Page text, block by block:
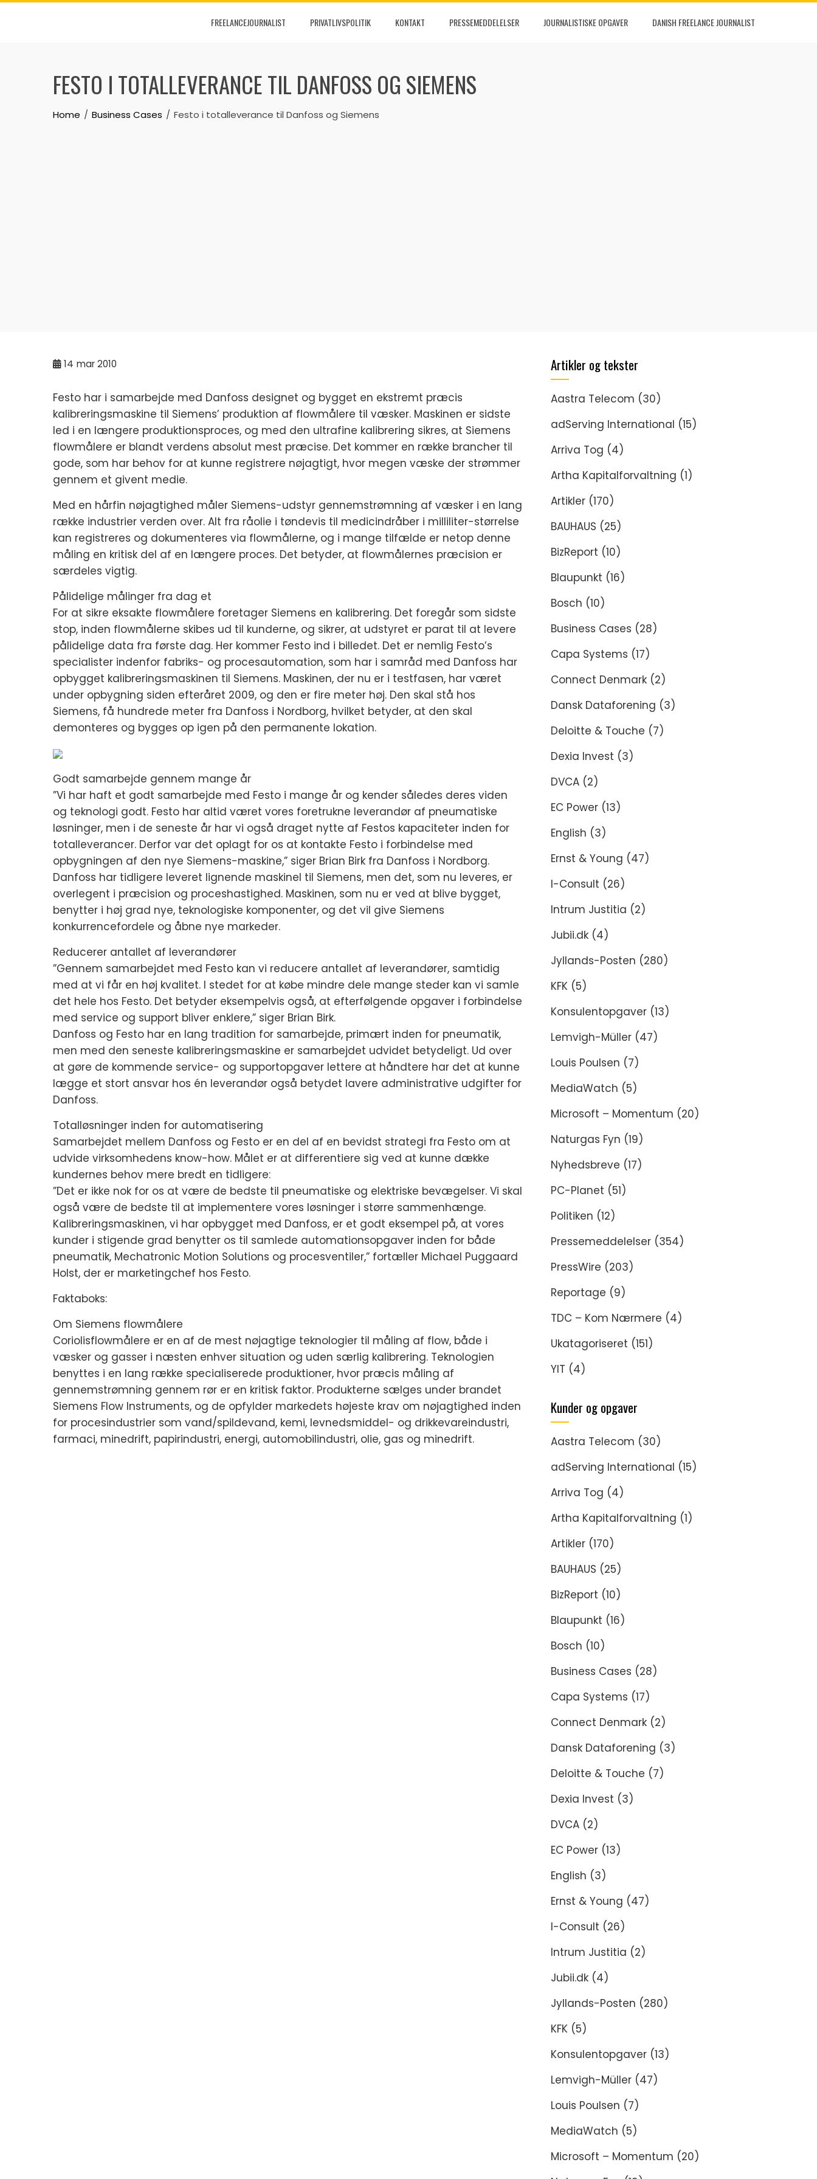
Skip
FREELANCEJOURNALIST PRIVATLIVSPOLITIK KONTAKT PRESSEMEDDELELSER JOURNALISTISKE OPGAVER DANISH FREELANCE JOURNALIST
FESTO I TOTALLEVERANCE TIL DANFOSS OG SIEMENS
Home Business Cases Festo i totalleverance til Danfoss og Siemens
14 mar 2010
Festo har i samarbejde med Danfoss designet og bygget en ekstremt præcis
kalibreringsmaskine til Siemens’ produktion af flowmålere til væsker. Maskinen er sidste
led i en længere produktionsproces, og med den ultrafine kalibrering sikres, at Siemens
flowmålere er blandt verdens absolut mest præcise. Det kommer en række brancher til
gode, som har behov for at kunne registrere nøjagtigt, hvor megen væske der strømmer
gennem et givent medie.
Med en hårfin nøjagtighed måler Siemens-udstyr gennemstrømning af væsker i en lang
række industrier verden over. Alt fra råolie i tøndevis til medicindråber i milliliter-størrelse
kan registreres og dokumenteres via flowmålerne, og i mange tilfælde er netop denne
måling en kritisk del af en længere proces. Det betyder, at flowmålernes præcision er
særdeles vigtig.
Pålidelige målinger fra dag et
For at sikre eksakte flowmålere foretager Siemens en kalibrering. Det foregår som sidste
stop, inden flowmålerne skibes ud til kunderne, og sikrer, at udstyret er parat til at levere
pålidelige data fra første dag. Her kommer Festo ind i billedet. Det er nemlig Festo’s
specialister indenfor fabriks- og procesautomation, som har i samråd med Danfoss har
opbygget kalibreringsmaskinen til Siemens. Maskinen, der nu er i testfasen, har været
under opbygning siden efteråret 2009, og den er fire meter høj. Den skal stå hos
Siemens, få hundrede meter fra Danfoss i Nordborg, hvilket betyder, at den skal
demonteres og bygges op igen på den permanente lokation.
Godt samarbejde gennem mange år
”Vi har haft et godt samarbejde med Festo i mange år og kender således deres viden
og teknologi godt. Festo har altid været vores foretrukne leverandør af pneumatiske
løsninger, men i de seneste år har vi også draget nytte af Festos kapaciteter inden for
totalleverancer. Derfor var det oplagt for os at kontakte Festo i forbindelse med
opbygningen af den nye Siemens-maskine,” siger Brian Birk fra Danfoss i Nordborg.
Danfoss har tidligere leveret lignende maskinel til Siemens, men det, som nu leveres, er
overlegent i præcision og proceshastighed. Maskinen, som nu er ved at blive bygget,
benytter i høj grad nye, teknologiske komponenter, og det vil give Siemens
konkurrencefordele og åbne nye markeder.
Reducerer antallet af leverandører
”Gennem samarbejdet med Festo kan vi reducere antallet af leverandører, samtidig
med at vi får en høj kvalitet. I stedet for at købe mindre dele mange steder kan vi samle
det hele hos Festo. Det betyder eksempelvis også, at efterfølgende opgaver i forbindelse
med service og support bliver enklere,” siger Brian Birk.
Danfoss og Festo har en lang tradition for samarbejde, primært inden for pneumatik,
men med den seneste kalibreringsmaskine er samarbejdet udvidet betydeligt. Ud over
at gøre de kommende service- og supportopgaver lettere at håndtere har det at kunne
lægge et stort ansvar hos én leverandør også betydet lavere administrative udgifter for
Danfoss.
Totalløsninger inden for automatisering
Samarbejdet mellem Danfoss og Festo er en del af en bevidst strategi fra Festo om at
udvide virksomhedens know-how. Målet er at differentiere sig ved at kunne dække
kundernes behov mere bredt en tidligere:
”Det er ikke nok for os at være de bedste til pneumatiske og elektriske bevægelser. Vi skal
også være de bedste til at implementere vores løsninger i større sammenhænge.
Kalibreringsmaskinen, vi har opbygget med Danfoss, er et godt eksempel på, at vores
kunder i stigende grad benytter os til samlede automationsopgaver inden for både
pneumatik, Mechatronic Motion Solutions og procesventiler,” fortæller Michael Puggaard
Holst, der er marketingchef hos Festo.
Faktaboks:
Om Siemens flowmålere
Coriolisflowmålere er en af de mest nøjagtige teknologier til måling af flow, både i
væsker og gasser i næsten enhver situation og uden særlig kalibrering. Teknologien
benyttes i en lang række specialiserede produktioner, hvor præcis måling af
gennemstrømning gennem rør er en kritisk faktor. Produkterne sælges under brandet
Siemens Flow Instruments, og de opfylder markedets højeste krav om nøjagtighed inden
for procesindustrier som vand/spildevand, kemi, levnedsmiddel- og drikkevareindustri,
farmaci, minedrift, papirindustri, energi, automobilindustri, olie, gas og minedrift.
Artikler og tekster
Aastra Telecom (30)
adServing International (15)
Arriva Tog (4)
Artha Kapitalforvaltning (1)
Artikler (170)
BAUHAUS (25)
BizReport (10)
Blaupunkt (16)
Bosch (10)
Business Cases (28)
Capa Systems (17)
Connect Denmark (2)
Dansk Dataforening (3)
Deloitte & Touche (7)
Dexia Invest (3)
DVCA (2)
EC Power (13)
English (3)
Ernst & Young (47)
I-Consult (26)
Intrum Justitia (2)
Jubii.dk (4)
Jyllands-Posten (280)
KFK (5)
Konsulentopgaver (13)
Lemvigh-Müller (47)
Louis Poulsen (7)
MediaWatch (5)
Microsoft – Momentum (20)
Naturgas Fyn (19)
Nyhedsbreve (17)
PC-Planet (51)
Politiken (12)
Pressemeddelelser (354)
PressWire (203)
Reportage (9)
TDC – Kom Nærmere (4)
Ukatagoriseret (151)
YIT (4)
Kunder og opgaver
Aastra Telecom (30)
adServing International (15)
Arriva Tog (4)
Artha Kapitalforvaltning (1)
Artikler (170)
BAUHAUS (25)
BizReport (10)
Blaupunkt (16)
Bosch (10)
Business Cases (28)
Capa Systems (17)
Connect Denmark (2)
Dansk Dataforening (3)
Deloitte & Touche (7)
Dexia Invest (3)
DVCA (2)
EC Power (13)
English (3)
Ernst & Young (47)
I-Consult (26)
Intrum Justitia (2)
Jubii.dk (4)
Jyllands-Posten (280)
KFK (5)
Konsulentopgaver (13)
Lemvigh-Müller (47)
Louis Poulsen (7)
MediaWatch (5)
Microsoft – Momentum (20)